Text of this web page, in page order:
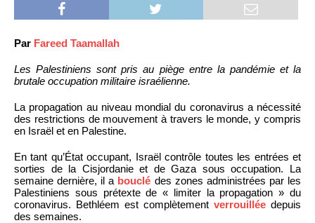
Par Fareed Taamallah
Les Palestiniens sont pris au piège entre la pandémie et la
brutale occupation militaire israélienne.
La propagation au niveau mondial du coronavirus a nécessité
des restrictions de mouvement à travers le monde, y compris
en Israël et en Palestine.
En tant qu’État occupant, Israël contrôle toutes les entrées et
sorties de la Cisjordanie et de Gaza sous occupation. La
semaine dernière, il a bouclé des zones administrées par les
Palestiniens sous prétexte de « limiter la propagation » du
coronavirus. Bethléem est complètement verrouillée depuis
des semaines.